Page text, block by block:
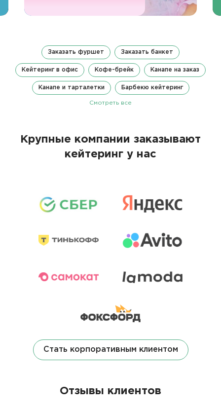
Заказать фуршет Заказать банкет
Кейтеринг в офис Кофе-брейк Канапе на заказ
Канапе и тарталетки Барбекю кейтеринг
Смотреть все
Крупные компании заказывают
кейтеринг у нас
Стать корпоративным клиентом
Отзывы клиентов